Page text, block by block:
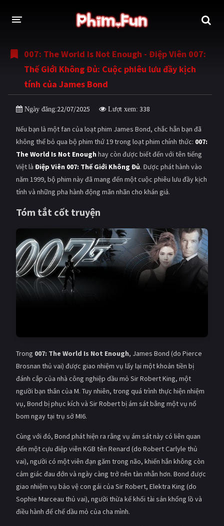
THỂ LOẠI
Thần thoại - Cổ trang
Kinh dị Tội phạm - Hình sự
Hài hước
Viễn tưởng Khoa học - Tài liệu
Giật gân Gia đình
Bí ẩn Lịch sử
Viễn Tây
Âu - Mỹ Trung Quốc - Hồng Kông
Hàn Quốc Nhật Bản
Ấn Độ Việt Nam
Tổng hợp
CẬP NHẬT
PHIM MỚI
PHIM BỘ
PHIM LẺ
007: The World Is Not Enough - Điệp Viên 007:
Thế Giới Không Đủ: Cuộc phiêu lưu đầy kịch
tính của James Bond
Ngày đăng:22/07/2025 Lượt xem: 338
Nếu bạn là một fan của loạt phim James Bond, chắc hẳn bạn đã
không thể bỏ qua bộ phim thứ 19 trong loạt phim chính thức: 007:
The World Is Not Enough hay còn được biết đến với tên tiếng
Việt là Điệp Viên 007: Thế Giới Không Đủ. Được phát hành vào
năm 1999, bộ phim này đã mang đến một cuộc phiêu lưu đầy kịch
tính và những pha hành động mãn nhãn cho khán giả.
Tóm tắt cốt truyện
Trong 007: The World Is Not Enough, James Bond (do Pierce
Brosnan thủ vai) được giao nhiệm vụ lấy lại một khoản tiền bị
đánh cắp của nhà công nghiệp dầu mỏ Sir Robert King, một
người bạn thân của M. Tuy nhiên, trong quá trình thực hiện nhiệm
vụ, Bond bị phục kích và Sir Robert bị ám sát bằng một vụ nổ
bom ngay tại trụ sở MI6.
Cùng với đó, Bond phát hiện ra rằng vụ ám sát này có liên quan
đến một cựu điệp viên KGB tên Renard (do Robert Carlyle thủ
vai), người có một viên đạn găm trong não, khiến hắn không còn
cảm giác đau đớn và ngày càng trở nên tàn nhẫn hơn. Bond được
giao nhiệm vụ bảo vệ con gái của Sir Robert, Elektra King (do
Sophie Marceau thủ vai), người thừa kế khối tài sản khổng lồ và
điều hành đế chế dầu mỏ của cha mình.